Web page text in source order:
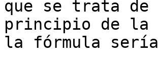
que se trata de
principio de la
la fórmula